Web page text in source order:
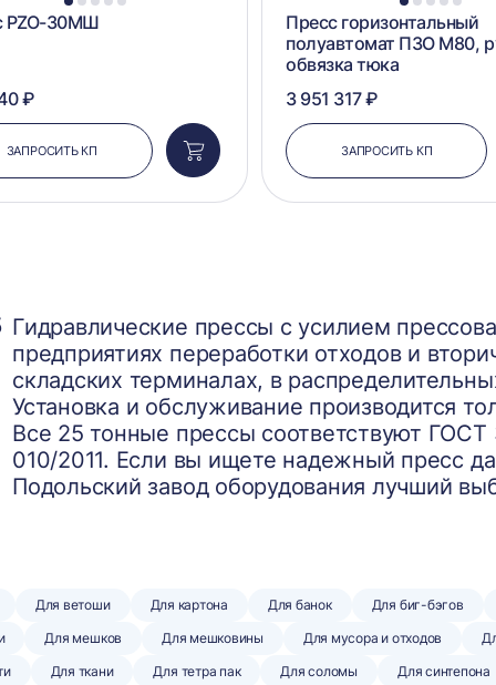
1 2 3 4 5
PZO-30МШ
₽
ЗАПРОСИТЬ КП
Добавить
в
корзину
1 2 3 4 5
Пресс горизонтальный
полуавтомат ПЗО М80,
обвязка тюка
3 951 317 ₽
ЗАПРОСИТЬ КП
Гидравлические прессы с усилием
предприятиях переработки отходов и
складских терминалах, в
Установка и обслуживание производится
Все 25 тонные прессы соответствуют
010/2011. Если вы ищете надежный пресс
Подольский завод оборудования лучший
Для ветоши Для картона Для банок
Для биг-бэгов
Для мешков Для мешковины Для мусора и отходов
Для ткани Для тетра пак Для соломы Для синтепона